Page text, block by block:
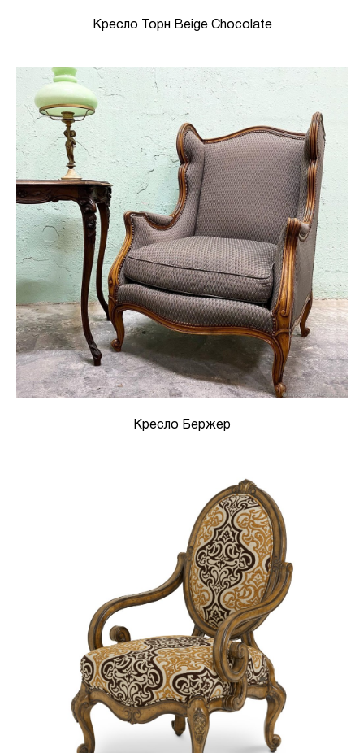
Кресло Торн Beige Chocolate
Кресло Бержер